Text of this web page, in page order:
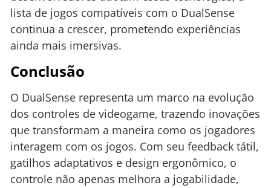
lista de jogos compatíveis com o DualSense
continua a crescer, prometendo experiências
ainda mais imersivas.
Conclusão
O DualSense representa um marco na evolução
dos controles de videogame, trazendo inovações
que transformam a maneira como os jogadores
interagem com os jogos. Com seu feedback tátil,
gatilhos adaptativos e design ergonômico, o
controle não apenas melhora a jogabilidade,